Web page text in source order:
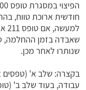
חודשית ארוכת טווח,
שנותרו לאחר מכן.